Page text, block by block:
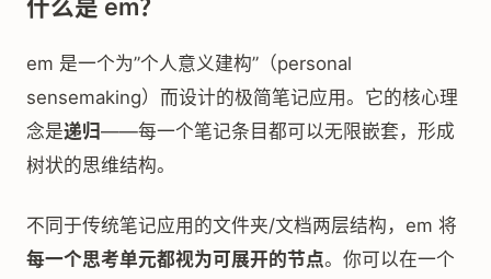
什么是 em？
em 是一个为”个人意义建构”（personal
sensemaking）而设计的极简笔记应用。它的核心理
念是递归——每一个笔记条目都可以无限嵌套，形成
树状的思维结构。
不同于传统笔记应用的文件夹/文档两层结构，em 将
每一个思考单元都视为可展开的节点。你可以在一个